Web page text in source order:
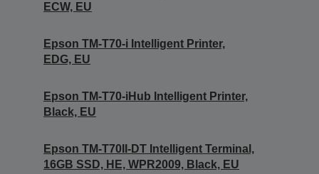
ECW, EU
Epson TM-T70-i Intelligent Printer,
EDG, EU
Epson TM-T70-iHub Intelligent Printer,
Black, EU
Epson TM-T70II-DT Intelligent Terminal,
16GB SSD, HE, WPR2009, Black, EU